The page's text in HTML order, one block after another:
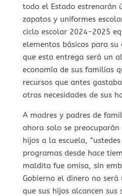
todo el Estado estrenarán
zapatos y uniformes
ciclo escolar 2024-2025
elementos básicos para su
que esta entrega será un
economía de sus familias
recursos que antes
otras necesidades de sus
A madres y padres de
ahora solo se
hijos a la escuela,
programas desde hace
maldita fue omisa, sin
Gobierno el dinero no
que sus hijos alcancen sus